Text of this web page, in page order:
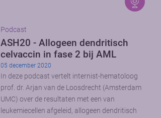
Podcast
ASH20 - Allogeen dendritisch
celvaccin in fase 2 bij AML
05 december 2020
In deze podcast vertelt internist-hematoloog
prof. dr. Arjan van de Loosdrecht (Amsterdam
UMC) over de resultaten met een van
leukemiecellen afgeleid, allogeen dendritisch